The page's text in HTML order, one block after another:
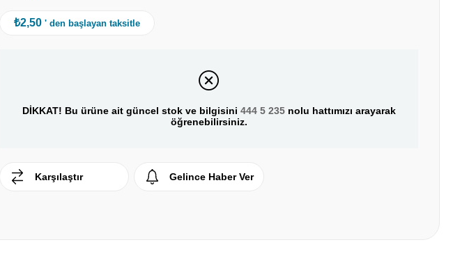
₺2,50 ' den başlayan taksitle
DİKKAT! Bu ürüne ait güncel stok ve bilgisini 444 5 235nolu hattımızı arayarak
öğrenebilirsiniz.
Karşılaştır Gelince Haber Ver